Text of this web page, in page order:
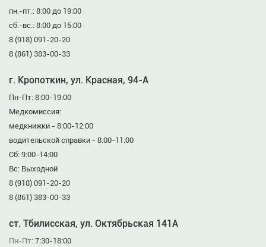
пн.-пт.: 8:00 до 19:00
сб.-вс.: 8:00 до 15:00
8 (918) 091-20-20
8 (861) 383-00-33
г. Кропоткин, ул. Красная, 94-А
Пн-Пт: 8:00-19:00
Медкомиссия:
медкнижки - 8:00-12:00
водительской справки - 8:00-11:00
Сб: 9:00-14:00
Вс: Выходной
8 (918) 091-20-20
8 (861) 383-00-33
ст. Тбилисская, ул. Октябрьская 141А
Пн-Пт: 7:30-18:00